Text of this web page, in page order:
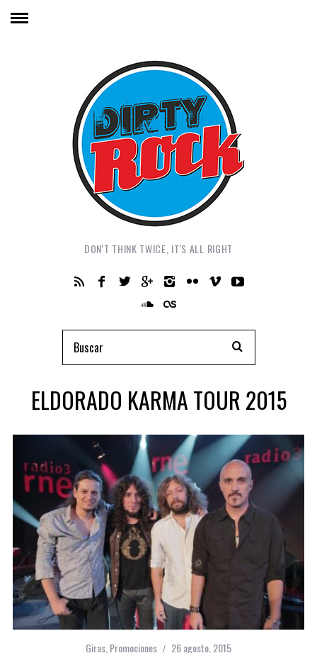
DON'T THINK TWICE, IT'S ALL RIGHT
ELDORADO KARMA TOUR 2015
Giras Promociones 26 agosto, 2015